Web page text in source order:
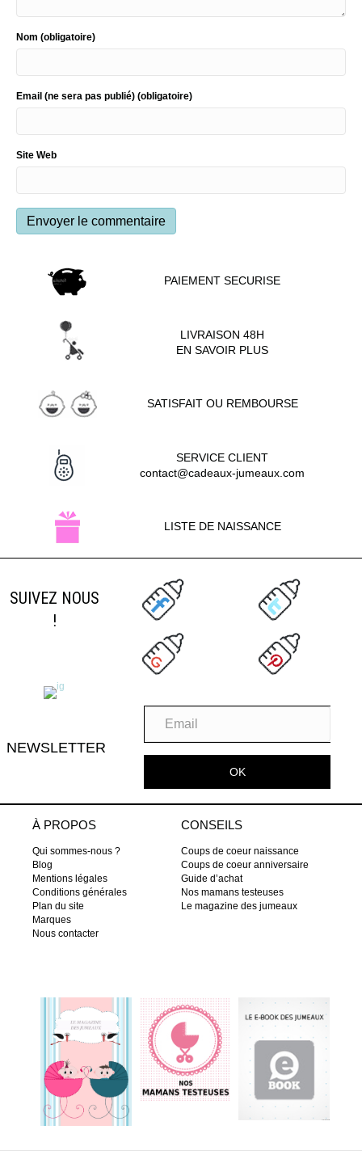
Nom (obligatoire)
Email (ne sera pas publié) (obligatoire)
Site Web
PAIEMENT SECURISE
LIVRAISON 48H
EN SAVOIR PLUS
SATISFAIT OU REMBOURSE
SERVICE CLIENT
contact@cadeaux-jumeaux.com
LISTE DE NAISSANCE
SUIVEZ NOUS
!
NEWSLETTER
OK
À PROPOS
Qui sommes-nous ?
Blog
Mentions légales
Conditions générales
Plan du site
Marques
Nous contacter
CONSEILS
Coups de coeur naissance
Coups de coeur anniversaire
Guide d’achat
Nos mamans testeuses
Le magazine des jumeaux